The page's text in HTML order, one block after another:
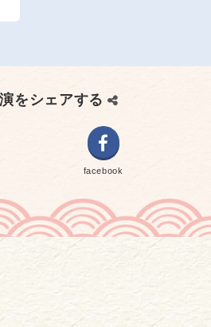
をシェアする
facebook